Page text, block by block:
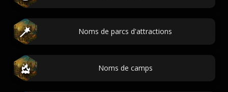
Noms de parcs d'attractions
Noms de camps